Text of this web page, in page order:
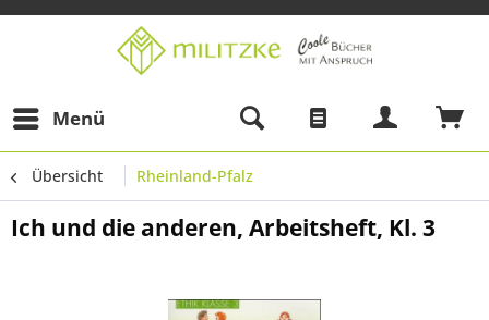
Menü
Übersicht Rheinland-Pfalz
Ich und die anderen, Arbeitsheft, Kl. 3